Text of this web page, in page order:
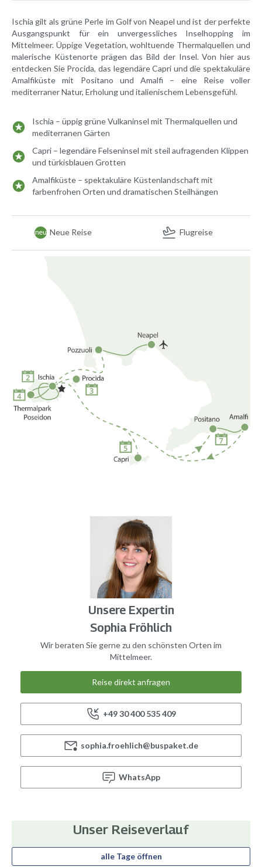
Ischia gilt als grüne Perle im Golf von Neapel und ist der perfekte
Ausgangspunkt für ein unvergessliches Inselhopping im
Mittelmeer. Üppige Vegetation, wohltuende Thermalquellen und
malerische Küstenorte prägen das Bild der Insel. Von hier aus
entdecken Sie Procida, das legendäre Capri und die spektakuläre
Amalfiküste mit Positano und Amalfi – eine Reise voller
mediterraner Natur, Erholung und italienischem Lebensgefühl.
Ischia – üppig grüne Vulkaninsel mit Thermalquellen und
mediterranen Gärten
Capri – legendäre Felseninsel mit steil aufragenden Klippen
und türkisblauen Grotten
Amalfiküste – spektakuläre Küstenlandschaft mit
farbenfrohen Orten und dramatischen Steilhängen
Neue Reise Flugreise
Unsere Expertin
Sophia Fröhlich
Wir beraten Sie gerne zu den schönsten Orten im
Mittelmeer.
Reise direkt anfragen
+49 30 400 535 409
sophia.froehlich@buspaket.de
WhatsApp
Unser Reiseverlauf
alle Tage öffnen